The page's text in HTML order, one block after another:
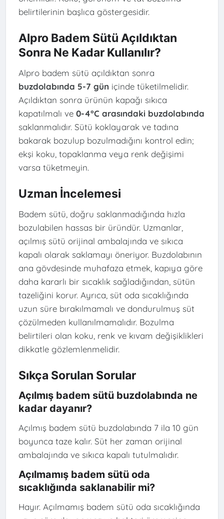
belirtilerinin başlıca göstergesidir.
Alpro Badem Sütü Açıldıktan
Sonra Ne Kadar Kullanılır?
Alpro badem sütü açıldıktan sonra
buzdolabında 5-7 gün içinde tüketilmelidir.
Açıldıktan sonra ürünün kapağı sıkıca
kapatılmalı ve 0-4°C arasındaki buzdolabında
saklanmalıdır. Sütü koklayarak ve tadına
bakarak bozulup bozulmadığını kontrol edin;
ekşi koku, topaklanma veya renk değişimi
varsa tüketmeyin.
Uzman İncelemesi
Badem sütü, doğru saklanmadığında hızla
bozulabilen hassas bir üründür. Uzmanlar,
açılmış sütü orijinal ambalajında ve sıkıca
kapalı olarak saklamayı öneriyor. Buzdolabının
ana gövdesinde muhafaza etmek, kapıya göre
daha kararlı bir sıcaklık sağladığından, sütün
tazeliğini korur. Ayrıca, süt oda sıcaklığında
uzun süre bırakılmamalı ve dondurulmuş süt
çözülmeden kullanılmamalıdır. Bozulma
belirtileri olan koku, renk ve kıvam değişiklikleri
dikkatle gözlemlenmelidir.
Sıkça Sorulan Sorular
Açılmış badem sütü buzdolabında ne
kadar dayanır?
Açılmış badem sütü buzdolabında 7 ila 10 gün
boyunca taze kalır. Süt her zaman orijinal
ambalajında ve sıkıca kapalı tutulmalıdır.
Açılmamış badem sütü oda
sıcaklığında saklanabilir mi?
Hayır. Açılmamış badem sütü oda sıcaklığında